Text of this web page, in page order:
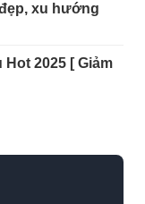
phale cao cấp
xu hướng
2025 [ Giảm